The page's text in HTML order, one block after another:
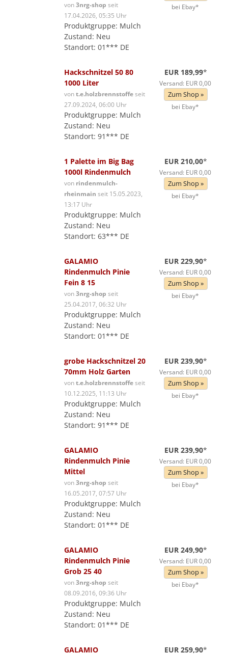
von3nrg-shop seit
17.04.2026, 05:35 Uhr
Produktgruppe: Mulch
Zustand: Neu
Standort: 01*** DE
bei Ebay*
Hackschnitzel 50 80
1000 Liter
vont.e.holzbrennstoffeseit
27.09.2024, 06:00 Uhr
Produktgruppe: Mulch
Zustand: Neu
Standort: 91*** DE
EUR 189,99*
Versand: EUR 0,00
Zum Shop »
bei Ebay*
1 Palette im Big Bag
1000l Rindenmulch
von rindenmulch-
rheinmain seit 15.05.2023,
13:17 Uhr
Produktgruppe: Mulch
Zustand: Neu
Standort: 63*** DE
EUR 210,00*
Versand: EUR 0,00
Zum Shop »
bei Ebay*
GALAMIO
Rindenmulch Pinie
Fein 8 15
von3nrg-shop seit
25.04.2017, 06:32 Uhr
Produktgruppe: Mulch
Zustand: Neu
Standort: 01*** DE
EUR 229,90*
Versand: EUR 0,00
Zum Shop »
bei Ebay*
grobe Hackschnitzel 20
70mm Holz Garten
vont.e.holzbrennstoffeseit
10.12.2025, 11:13 Uhr
Produktgruppe: Mulch
Zustand: Neu
Standort: 91*** DE
EUR 239,90*
Versand: EUR 0,00
Zum Shop »
bei Ebay*
GALAMIO
Rindenmulch Pinie
Mittel
von3nrg-shop seit
16.05.2017, 07:57 Uhr
Produktgruppe: Mulch
Zustand: Neu
Standort: 01*** DE
EUR 239,90*
Versand: EUR 0,00
Zum Shop »
bei Ebay*
GALAMIO
Rindenmulch Pinie
Grob 25 40
von3nrg-shop seit
08.09.2016, 09:36 Uhr
Produktgruppe: Mulch
Zustand: Neu
Standort: 01*** DE
EUR 249,90*
Versand: EUR 0,00
Zum Shop »
bei Ebay*
GALAMIO EUR 259,90*